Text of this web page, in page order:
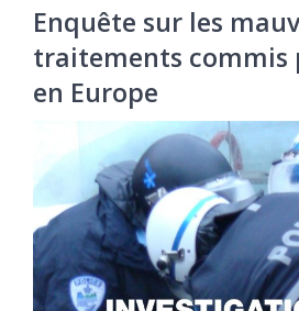
Enquête sur les
traitements commis
en Europe